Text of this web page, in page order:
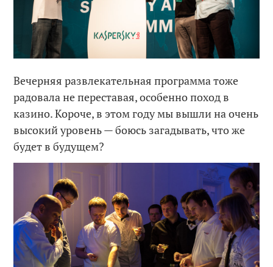
Вечерняя развлекательная программа тоже
радовала не переставая, особенно поход в
казино. Короче, в этом году мы вышли на очень
высокий уровень — боюсь загадывать, что же
будет в будущем?